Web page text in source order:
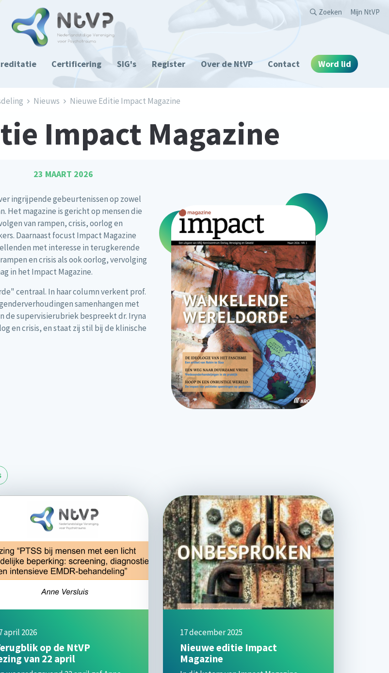
Certificering SIG's Register Over de NtVP Contact Word lid
Zoeken Mijn NtVP
Nieuws Nieuwe Editie Impact Magazine
Impact Magazine
23 MAART 2026
ingrijpende gebeurtenissen op zowel
Het magazine is gericht op mensen die
van rampen, crisis, oorlog en
Daarnaast focust Impact Magazine
met interesse in terugkerende
en crisis als ook oorlog, vervolging
in het Impact Magazine.
centraal. In haar column verkent prof.
samenhangen met
de supervisierubriek bespreekt dr. Iryna
en crisis, en staat zij stil bij de klinische
april 2026
op de NtVP
van 22 april
17 december 2025
Nieuwe editie Impact
Magazine